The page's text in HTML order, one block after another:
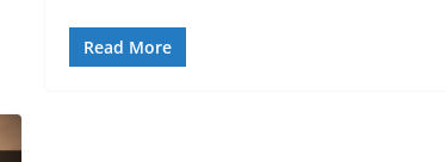
Read More